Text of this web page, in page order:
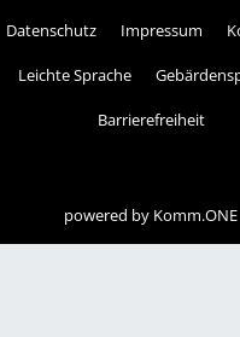
Datenschutz Impressum
Leichte Sprache
Barrierefreiheit
powered by Komm.ONE